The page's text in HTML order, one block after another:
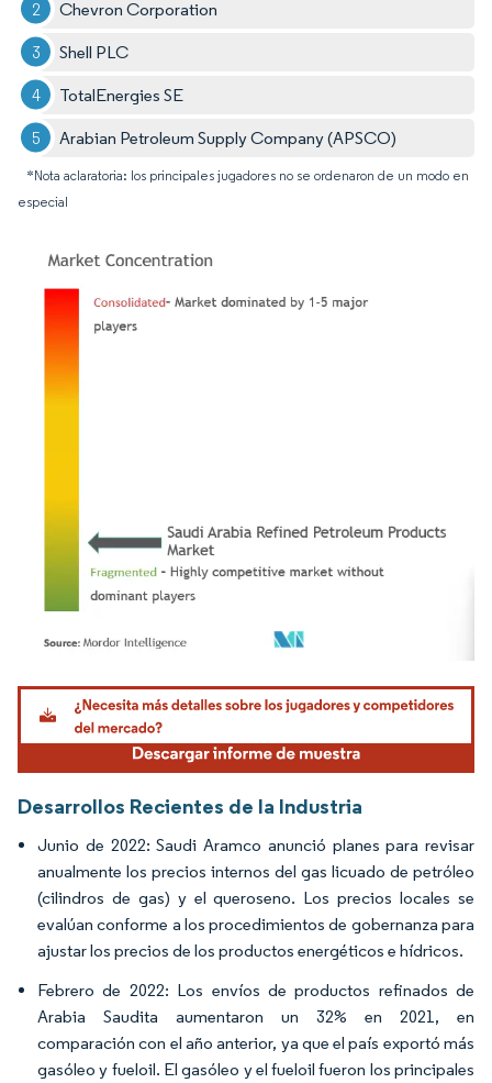
Chevron Corporation
Shell PLC
TotalEnergies SE
Arabian Petroleum Supply Company (APSCO)
*Nota aclaratoria: los principales jugadores no se ordenaron de un modo en
especial
Imagen © Mordor Intelligence. El uso requiere atribución según CC BY 4.0.
Desarrollos Recientes de la Industria
Junio de 2022: Saudi Aramco anunció planes para revisar
anualmente los precios internos del gas licuado de petróleo
(cilindros de gas) y el queroseno. Los precios locales se
evalúan conforme a los procedimientos de gobernanza para
ajustar los precios de los productos energéticos e hídricos.
Febrero de 2022: Los envíos de productos refinados de
Arabia Saudita aumentaron un 32% en 2021, en
comparación con el año anterior, ya que el país exportó más
gasóleo y fueloil. El gasóleo y el fueloil fueron los principales